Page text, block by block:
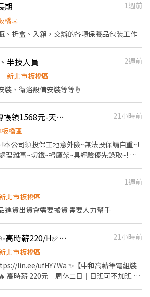
轉正 40000元起（已包含餐費+全勤+勞健
人表現，調整薪資
期
1週前
橋區
、折盒、入箱，交辦的各項保養品包裝工作
半技人員
2週前
新北市板橋區
裝、衛浴設備安裝等等☝️
徵固定粗工~當天轉帳領1568元-天天有工作~無經驗可~有經驗佳~歡迎各位加入
21小時前
橋區
本公司須投保工地意外險~無法投保請自重~!
理雜事~切鐵~掃鷹架~具經驗優先錄取~! 無
地及一週配合多日的優先錄取！ 應徵工作~
直接撥打電話~! 另外，我們是政府合法立案
證，怕詐騙不要來！ 麻煩~晚上19:00到早
1週前
北市板橋區
進貨出貨會需要搬貨 需要人力幫手
💖中和輕鬆鎖螺絲✨高時薪220/H✅可日領✅可不加班✅周休二日
21小時前
北市板橋區
lin.ee/ufHY7Wa ✨【中和高薪筆電組裝
高時薪 220元｜周休二日｜日班可不加班 🔥